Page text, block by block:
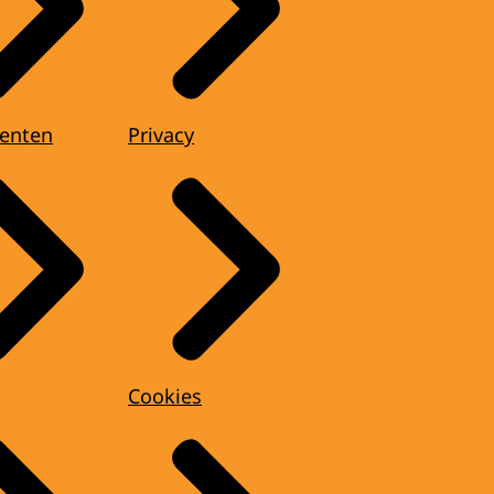
Privacy
Cookies